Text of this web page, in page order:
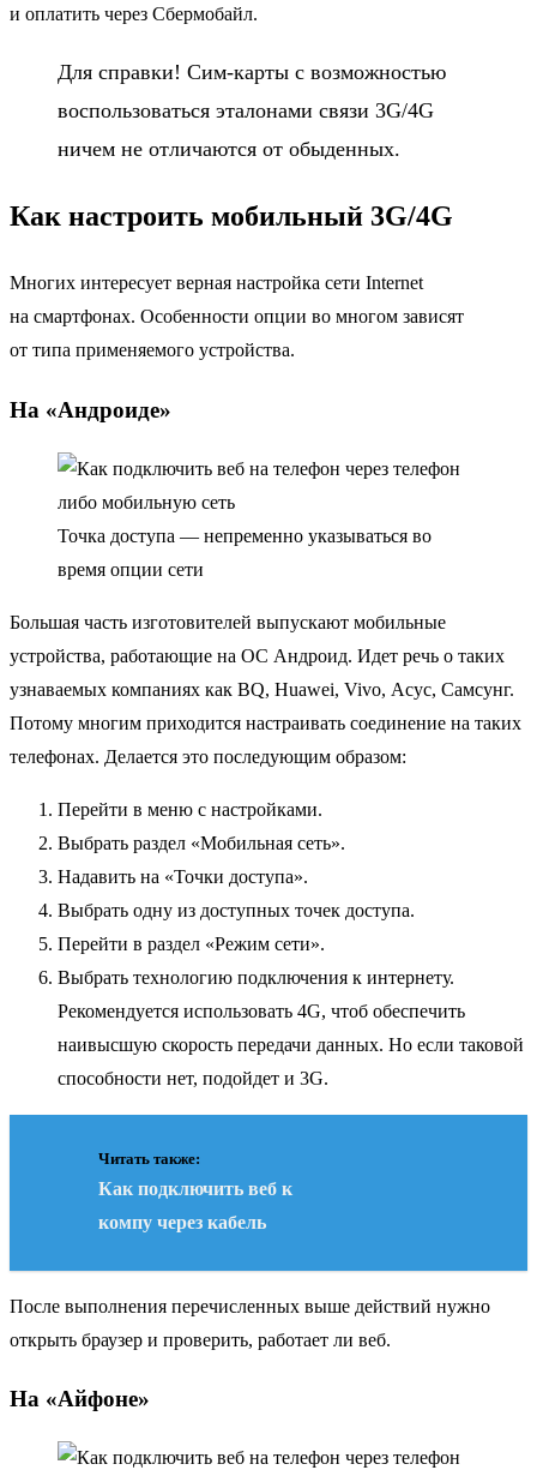
и оплатить через Сбермобайл.
Для справки! Сим-карты с возможностью
воспользоваться эталонами связи 3G/4G
ничем не отличаются от обыденных.
Как настроить мобильный 3G/4G
Многих интересует верная настройка сети Internet
на смартфонах. Особенности опции во многом зависят
от типа применяемого устройства.
На «Андроиде»
Точка доступа — непременно указываться во
время опции сети
Большая часть изготовителей выпускают мобильные
устройства, работающие на ОС Андроид. Идет речь о таких
узнаваемых компаниях как BQ, Huawei, Vivo, Асус, Самсунг.
Потому многим приходится настраивать соединение на таких
телефонах. Делается это последующим образом:
Перейти в меню с настройками.
Выбрать раздел «Мобильная сеть».
Надавить на «Точки доступа».
Выбрать одну из доступных точек доступа.
Перейти в раздел «Режим сети».
Выбрать технологию подключения к интернету.
Рекомендуется использовать 4G, чтоб обеспечить
наивысшую скорость передачи данных. Но если таковой
способности нет, подойдет и 3G.
Читать также:
Как подключить веб к
компу через кабель
После выполнения перечисленных выше действий нужно
открыть браузер и проверить, работает ли веб.
На «Айфоне»